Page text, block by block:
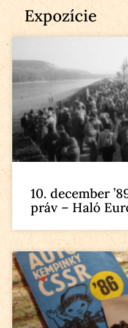
Expozície
10. december
práv – Haló